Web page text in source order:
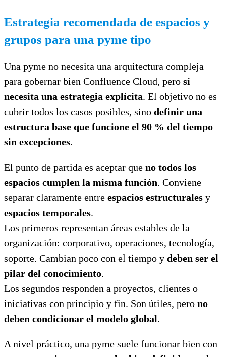
Estrategia recomendada de espacios y
grupos para una pyme tipo
Una pyme no necesita una arquitectura compleja
para gobernar bien Confluence Cloud, pero sí
necesita una estrategia explícita. El objetivo no es
cubrir todos los casos posibles, sino definir una
estructura base que funcione el 90 % del tiempo
sin excepciones.
El punto de partida es aceptar que no todos los
espacios cumplen la misma función. Conviene
separar claramente entre espacios estructurales y
espacios temporales.
Los primeros representan áreas estables de la
organización: corporativo, operaciones, tecnología,
soporte. Cambian poco con el tiempo y deben ser el
pilar del conocimiento.
Los segundos responden a proyectos, clientes o
iniciativas con principio y fin. Son útiles, pero no
deben condicionar el modelo global.
A nivel práctico, una pyme suele funcionar bien con